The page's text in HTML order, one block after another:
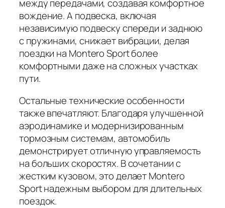
между передачами, создавая комфортное
вождение. А подвеска, включая
независимую подвеску спереди и заднюю
с пружинами, снижает вибрации, делая
поездки на Montero Sport более
комфортными даже на сложных участках
пути.
Остальные технические особенности
также впечатляют. Благодаря улучшенной
аэродинамике и модернизированным
тормозным системам, автомобиль
демонстрирует отличную управляемость
на больших скоростях. В сочетании с
жестким кузовом, это делает Montero
Sport надежным выбором для длительных
поездок.